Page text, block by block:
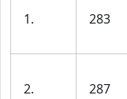
1. 283
2. 287